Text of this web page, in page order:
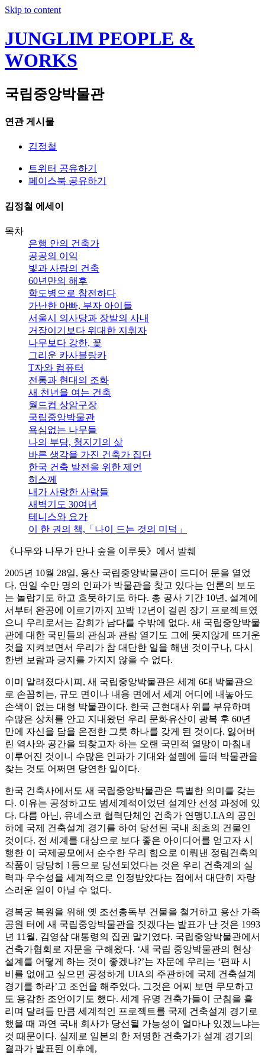
Skip to content
JUNGLIM PEOPLE &
WORKS
국립중앙박물관
연관 게시물
김정철
트위터 공유하기
페이스북 공유하기
김정철 에세이
목차
은행 안의 건축가
공공의 이익
빛과 사랑의 건축
60년만의 해후
학도병으로 참전하다
가난한 아빠, 부자 아이들
서울시 의사당과 장발의 사내
거장이기보다 위대한 지휘자
나무보다 강한, 꽃
그리운 카사블랑카
T자와 컴퓨터
전통과 현대의 조화
새 천년을 여는 건축
월드컵 상암구장
국립중앙박물관
욕심없는 나무들
나의 부담, 청지기의 삶
바른 생각을 가진 건축가 집단
한국 건축 발전을 위한 제언
히스께
내가 사랑한 사람들
새벽기도 30여년
테니스와 요가
이 한 권의 책,「나이 드는 것의 미덕」
《나무와 나무가 만나 숲을 이루듯》에서 발췌
2005년 10월 28일, 용산 국립중앙박물관이 드디어 문을 열었
다. 연일 수만 명의 인파가 박물관을 찾고 있다는 언론의 보도
는 놀랍기도 하고 흐뭇하기도 하다. 총 공사 기간 10년, 설계에
서부터 완공에 이르기까지 꼬박 12년이 걸린 장기 프로젝트였
으니 우리로서는 감회가 남다를 수밖에 없다. 새 국립중앙박물
관에 대한 국민들의 관심과 관람 열기도 그에 못지않게 뜨거운
것을 지켜보면서 우리가 참 대단한 일을 해낸 것이구나, 다시
한번 보람과 긍지를 가지지 않을 수 없다.
이미 알려졌다시피, 새 국립중앙박물관은 세계 6대 박물관으
로 손꼽히는, 규모 면이나 내용 면에서 세계 어디에 내놓아도
손색이 없는 대형 박물관이다. 한국 근현대사 위를 부유하며
수많은 상처를 안고 지내왔던 우리 문화유산이 광복 후 60년
만에 자신을 담을 온전한 그릇 하나를 갖게 된 것이다. 잃어버
린 역사와 공간을 되찾고자 하는 오랜 국민적 열망이 마침내
이루어진 것이니 수많은 인파가 기대와 설렘에 들떠 박물관을
찾는 것도 어쩌면 당연한 일이다.
한국 건축사에서도 새 국립중앙박물관은 특별한 의미를 갖는
다. 이유는 공정하고도 범세계적이었던 설계안 선정 과정에 있
다. 다름 아닌, 유네스코 협력단체인 건축가 연맹U.I.A의 공인
하에 국제 건축설계 경기를 하여 당선된 국내 최초의 건물인
것이다. 전 세계를 대상으로 보다 좋은 아이디어를 얻고자 시
행한 이 국제공모에서 순수한 우리 힘으로 이뤄낸 정림건축의
작품이 당당히 1등으로 당선되었다는 것은 우리 건축계의 실
력과 우수성을 세계적으로 인정받았다는 점에서 대단히 자랑
스러운 일이 아닐 수 없다.
경복궁 복원을 위해 옛 조선총독부 건물을 철거하고 용산 가족
공원 터에 새 국립중앙박물관을 짓겠다는 발표가 난 것은 1993
년 11월, 김영삼 대통령의 집권 말기였다. 국립중앙박물관에서
건축가협회로 자문을 구해왔다. ‘새 국립 중앙박물관의 현상
설계를 어떻게 하는 것이 좋겠냐?’는 자문에 우리는 ‘편파 시
비를 없애고 싶으면 공정하게 UIA의 주관하에 국제 건축설계
경기를 하라’고 조언을 해주었다. 그것은 어찌 보면 무모하고
도 용감한 조언이기도 했다. 세계 유명 건축가들이 군침을 흘
리며 달려들 만큼 세계적인 프로젝트를 국제 건축설계 경기로
했을 때 과연 국내 회사가 당선될 가능성이 얼마나 있겠느냐는
것 때문이다. 실제로 일본의 한 저명한 건축가가 설계 경기의
결과가 발표된 이후에,